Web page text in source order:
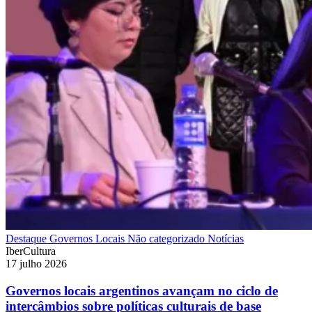
Destaque Governos Locais Não categorizado Notícias
IberCultura
17 julho 2026
Governos locais argentinos avançam no ciclo de
intercâmbios sobre políticas culturais de base